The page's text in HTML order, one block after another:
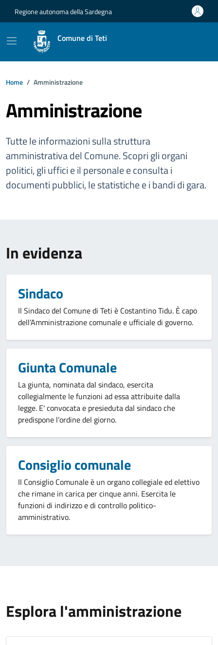
Regione autonoma della Sardegna
Comune di Teti
Home Amministrazione
Amministrazione
Tutte le informazioni sulla struttura
amministrativa del Comune. Scopri gli organi
politici, gli uffici e il personale e consulta i
documenti pubblici, le statistiche e i bandi di gara.
In evidenza
Sindaco
Il Sindaco del Comune di Teti è Costantino Tidu. È capo
dell’Amministrazione comunale e ufficiale di governo.
Giunta Comunale
La giunta, nominata dal sindaco, esercita
collegialmente le funzioni ad essa attribuite dalla
legge. E' convocata e presieduta dal sindaco che
predispone l’ordine del giorno.
Consiglio comunale
Il Consiglio Comunale è un organo collegiale ed elettivo
che rimane in carica per cinque anni. Esercita le
funzioni di indirizzo e di controllo politico-
amministrativo.
Esplora l'amministrazione